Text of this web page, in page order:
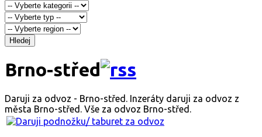
Hledej
Brno-střed
Daruji za odvoz - Brno-střed. Inzeráty daruji za odvoz z
města Brno-střed. Vše za odvoz Brno-střed.